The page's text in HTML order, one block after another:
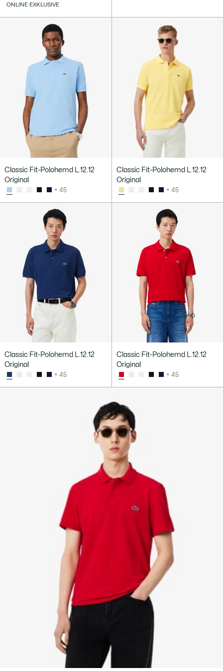
ONLINE EXKLUSIVE
Classic Fit-Polohemd L.12.12
Original
+ 45
Classic Fit-Polohemd L.12.12
Original
+ 45
Classic Fit-Polohemd L.12.12
Original
+ 45
Classic Fit-Polohemd L.12.12
Original
+ 45